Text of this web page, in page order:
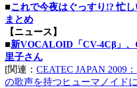
■これで今夜はぐっすり!? 忙
まとめ
【ニュース】
■新VOCALOID「CV-4Cβ」
里子さん
[関連： CEATEC JAPAN 2009
の歌声を持つヒューマノイド